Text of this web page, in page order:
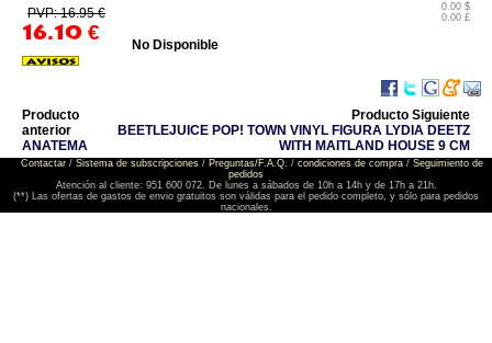
PVP: 16.95 €
16.10 €
0.00 $
0.00 £
No Disponible
Producto
anterior
ANATEMA
Producto Siguiente
BEETLEJUICE POP! TOWN VINYL FIGURA LYDIA DEETZ
WITH MAITLAND HOUSE 9 CM
Contactar/ Sistema de subscripciones/ Preguntas/F.A.Q. / condiciones de compra/ Seguimiento de
pedidos
Atención al cliente: 951 600 072. De lunes a sábados de 10h a 14h y de 17h a 21h.
(**) Las ofertas de gastos de envio gratuitos son válidas para el pedido completo, y sólo para pedidos
nacionales.